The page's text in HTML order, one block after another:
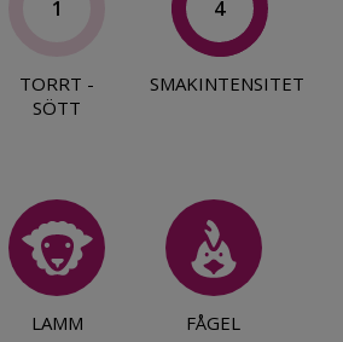
1
TORRT -
SÖTT
4
SMAKINTENSITET
LAMM FÅGEL